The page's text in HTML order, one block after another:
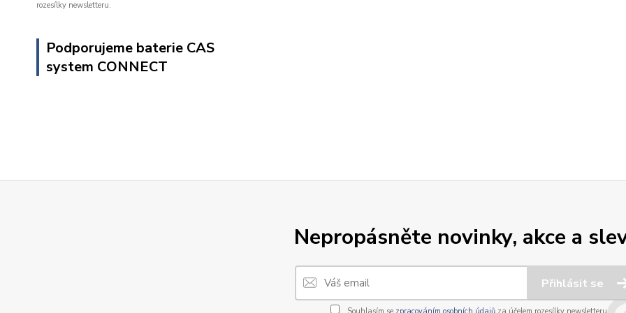
rozesílky newsletteru.
Podporujeme baterie CAS
system CONNECT
Nepropásněte novinky, akce a
Přihlásit se